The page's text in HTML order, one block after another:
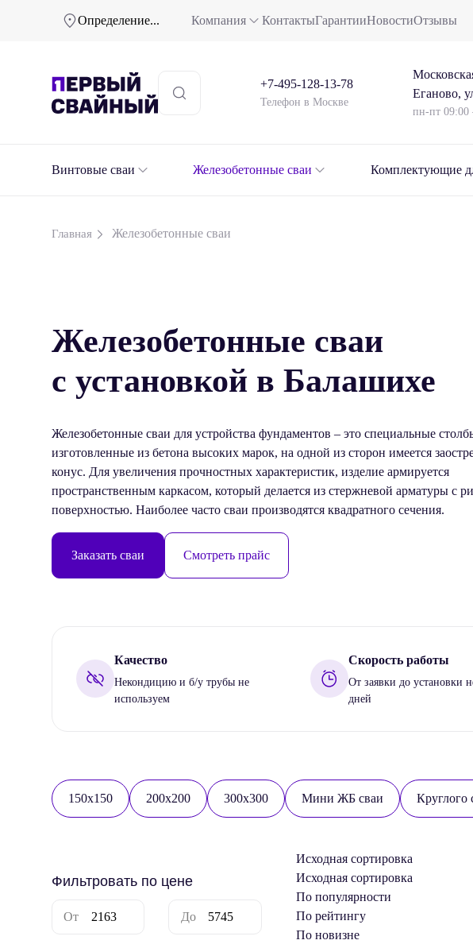
Определение... Компания КонтактыГарантииНовостиОтзывы
+7-495-128-13-78
Телефон в Москве
Еганово,
пн-пт
Винтовые сваи Железобетонные сваи Комплектующие
Главная Железобетонные сваи
Железобетонные сваи
с установкой в Балашихе
Железобетонные сваи для устройства фундаментов – это специальные
изготовленные из бетона высоких марок, на одной из сторон имеется
конус. Для увеличения прочностных характеристик, изделие армируется
пространственным каркасом, который делается из стержневой арматуры с
поверхностью. Наиболее часто сваи производятся квадратного сечения.
Заказать сваи Смотреть прайс
Качество
Некондицию и б/у трубы не
используем
Скорость работы
От заявки до установки
дней
150x150 200x200 300x300 Мини ЖБ сваи Круглого
Фильтровать по цене
Исходная сортировка
Исходная сортировка
По популярности
По рейтингу
По новизне